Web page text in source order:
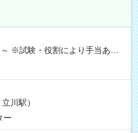
給（前払い）オプションあ
ら1週間ほどで給与の一部を受け
（休憩1時間） 時給1,300円
※当日の役割により時給＋100
13:30（休憩なし） 時給1,300
8,400円＋交通費 【試用期
川駅）
ー